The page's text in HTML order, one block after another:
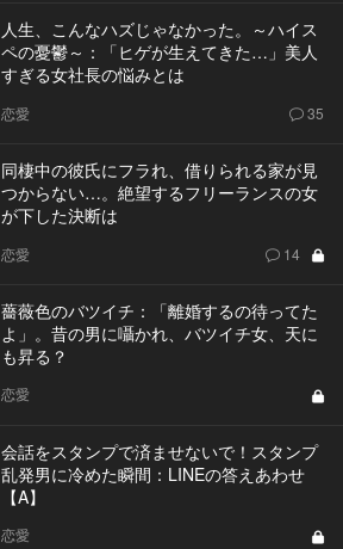
人生、こんなハズじゃなかった。～ハイス
ペの憂鬱～：「ヒゲが生えてきた…」美人
すぎる女社長の悩みとは
恋愛 35
同棲中の彼氏にフラれ、借りられる家が見
つからない…。絶望するフリーランスの女
が下した決断は
恋愛 14
薔薇色のバツイチ：「離婚するの待ってた
よ」。昔の男に囁かれ、バツイチ女、天に
も昇る？
恋愛
会話をスタンプで済ませないで！スタンプ
乱発男に冷めた瞬間：LINEの答えあわせ
【A】
恋愛